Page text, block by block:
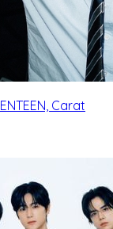
Carat